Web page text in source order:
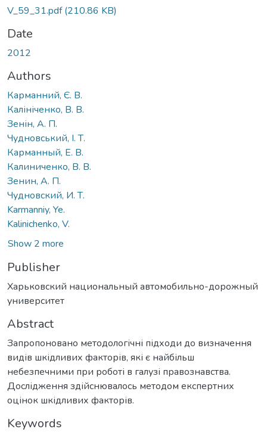
V_59_31.pdf(210.86 KB)
Date
2012
Authors
Карманний, Є. В.
Калініченко, В. В.
Зенін, А. П.
Чудновський, І. Т.
Карманный, Е. В.
Калиниченко, В. В.
Зенин, А. П.
Чудновский, И. Т.
Karmanniy, Ye.
Kalinichenko, V.
Show 2 more
Publisher
Харьковский национальный автомобильно-дорожный
университет
Abstract
Запропоновано методологічні підходи до визначення
видів шкідливих факторів, які є найбільш
небезпечними при роботі в галузі правознавства.
Дослідження здійснювалось методом експертних
оцінок шкідливих факторів.
Keywords